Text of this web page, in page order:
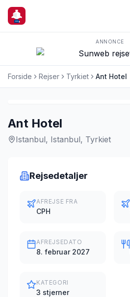
ANNONCE
Forside Rejser Tyrkiet Ant Hotel
Ant Hotel
Istanbul, Istanbul, Tyrkiet
Rejsedetaljer
AFREJSE FRA
CPH
AFREJSEDATO
8. februar 2027
KATEGORI
3 stjerner